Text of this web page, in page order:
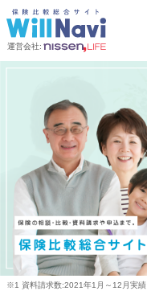
運営会社:
※1 資料請求数:2021年1月～12月実績